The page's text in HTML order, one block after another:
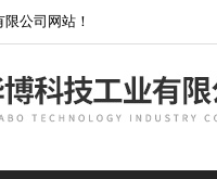
公司网站！